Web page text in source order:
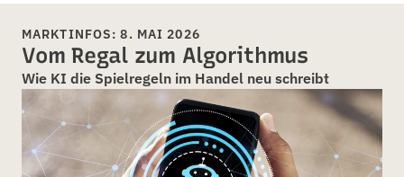
MARKTINFOS: 8. MAI 2026
Vom Regal zum Algorithmus
Wie KI die Spielregeln im Handel neu schreibt